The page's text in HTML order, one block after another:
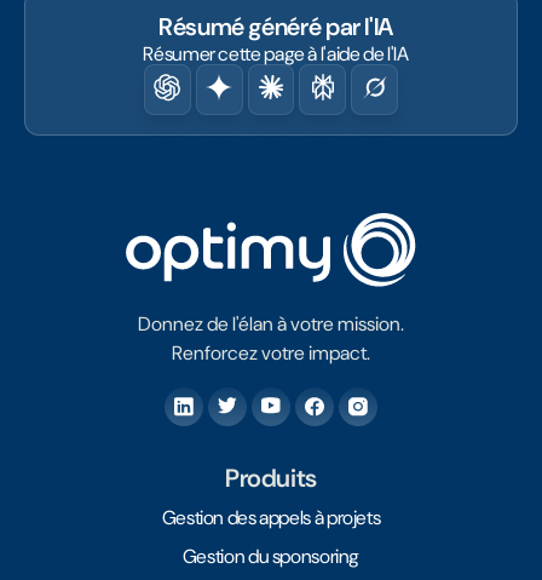
Résumé généré par l'IA
Résumer cette page à l'aide de l'IA
Donnez de l'élan à votre mission.
Renforcez votre impact.
Produits
Gestion des appels à projets
Gestion du sponsoring